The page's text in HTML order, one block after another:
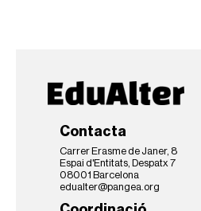
Contacta
Carrer Erasme de Janer, 8
Espai d'Entitats, Despatx 7
08001 Barcelona
edualter@pangea.org